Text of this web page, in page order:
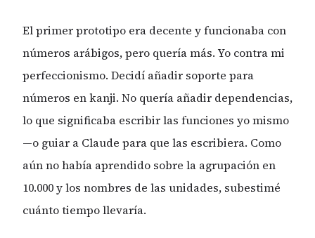
El primer prototipo era decente y funcionaba con
números arábigos, pero quería más. Yo contra mi
perfeccionismo. Decidí añadir soporte para
números en kanji. No quería añadir dependencias,
lo que significaba escribir las funciones yo mismo
—o guiar a Claude para que las escribiera. Como
aún no había aprendido sobre la agrupación en
10.000 y los nombres de las unidades, subestimé
cuánto tiempo llevaría.